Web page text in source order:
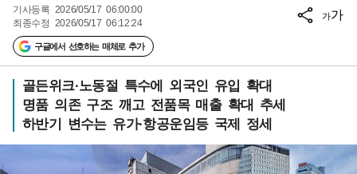
기사등록 2026/05/17 06:00:00
최종수정 2026/05/17 06:12:24
구글에서 선호하는 매체로 추가
가가
골든위크·노동절 특수에 외국인 유입 확대
명품 의존 구조 깨고 전품목 매출 확대 추세
하반기 변수는 유가·항공운임등 국제 정세